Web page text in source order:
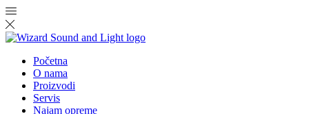
Početna
O nama
Proizvodi
Servis
Najam opreme